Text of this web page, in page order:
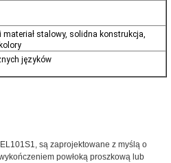
materiał stalowy, solidna konstrukcja,
języków
są zaprojektowane z myślą o
powłoką proszkową lub